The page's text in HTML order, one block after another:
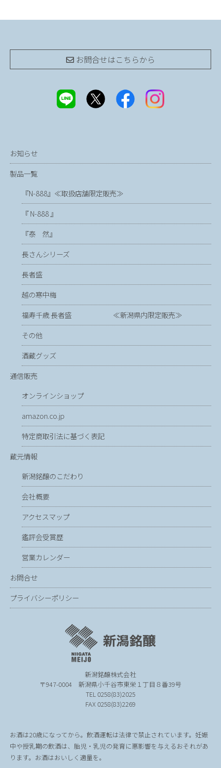
お問合せはこちらから
お知らせ
製品一覧
『N-888』≪取扱店舗限定販売≫
『 N-888 』
『泰 然』
長さんシリーズ
長者盛
越の寒中梅
福寿千歳 長者盛 ≪新潟県内限定販売≫
その他
酒蔵グッズ
通信販売
オンラインショップ
amazon.co.jp
特定商取引法に基づく表記
蔵元情報
新潟銘醸のこだわり
会社概要
アクセスマップ
鑑評会受賞歴
営業カレンダー
お問合せ
プライバシーポリシー
新潟銘醸株式会社
〒947-0004 新潟県小千谷市東栄１丁目８番39号
TEL 0258(83)2025
FAX 0258(83)2269
お酒は20歳になってから。飲酒運転は法律で禁止されています。妊娠
中や授乳期の飲酒は、胎児・乳児の発育に悪影響を与えるおそれがあ
ります。お酒はおいしく適量を。